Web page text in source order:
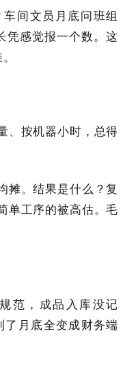
间文员月底问班组
凭感觉报一个数。这
、按机器小时，总得
摊。结果是什么？复
单工序的被高估。毛
范，成品入库没记
月底全变成财务端